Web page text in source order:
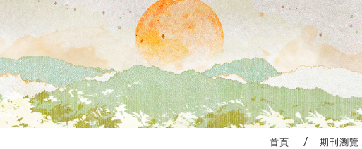
首頁 期刊瀏覽